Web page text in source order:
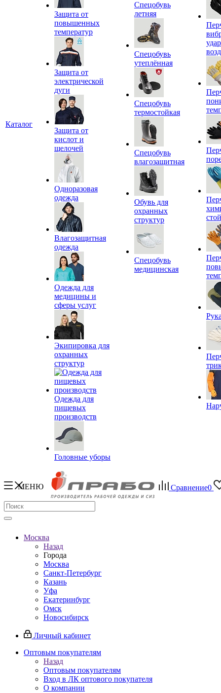
Каталог
Защита от
повышенных
температур
Защита от
электрической
дуги
Защита от
кислот и
щелочей
Одноразовая
одежда
Влагозащитная
одежда
Одежда для
медицины и
сферы услуг
Экипировка для
охранных
структур
Одежда для
пищевых
производств
Головные уборы
Спецобувь
летняя
Спецобувь
утеплённая
Спецобувь
термостойкая
Спецобувь
влагозащитная
Обувь для
охранных
структур
Спецобувь
медицинская
МЕНЮ Сравнение0
Москва
Назад
Города
Москва
Санкт-Петербург
Казань
Уфа
Екатеринбург
Омск
Новосибирск
Личный кабинет
Оптовым покупателям
Назад
Оптовым покупателям
Вход в ЛК оптового покупателя
О компании